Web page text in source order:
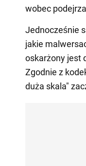
wobec
Jednocześnie
jakie
oskarżony jest
Zgodnie z
duża skala"